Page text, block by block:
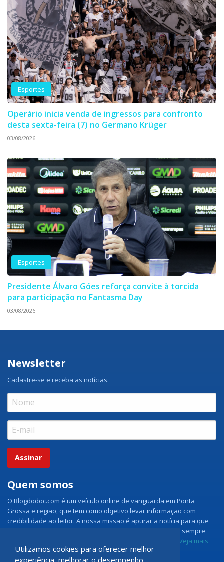
Utilizamos cookies para oferecer melhor
Esportes
Operário inicia venda de ingressos para confronto
desta sexta-feira (7) no Germano Krüger
03/08/2026
Esportes
Presidente Álvaro Góes reforça convite à torcida
para participação no Fantasma Day
03/08/2026
Newsletter
Cadastre-se e receba as notícias.
Assinar
Quem somos
O Blogdodoc.com é um veículo online de vanguarda em Ponta
Grossa e região, que tem como objetivo levar informação com
credibilidade ao leitor. A nossa missão é apurar a notícia para que
nossos leitores tenham acesso aos fatos como eles são, sempre
Veja mais